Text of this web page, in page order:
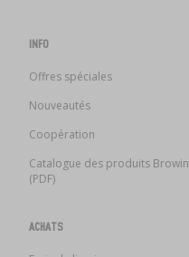
INFO
Offres spéciales
Nouveautés
Coopération
Catalogue des produits Browin
(PDF)
ACHATS